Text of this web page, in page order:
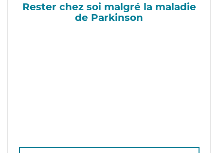
Rester chez soi malgré la maladie
de Parkinson